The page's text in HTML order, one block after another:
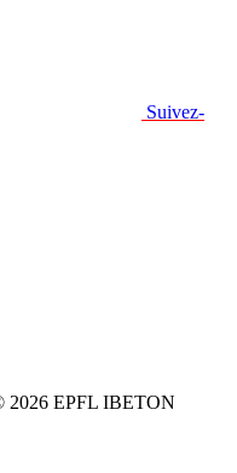
Suivez-
2026 EPFL IBETON